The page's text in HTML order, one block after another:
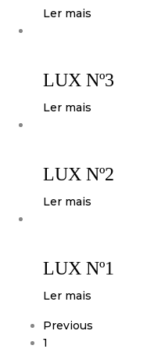
Ler mais
LUX Nº3
Ler mais
LUX Nº2
Ler mais
LUX Nº1
Ler mais
Previous
1